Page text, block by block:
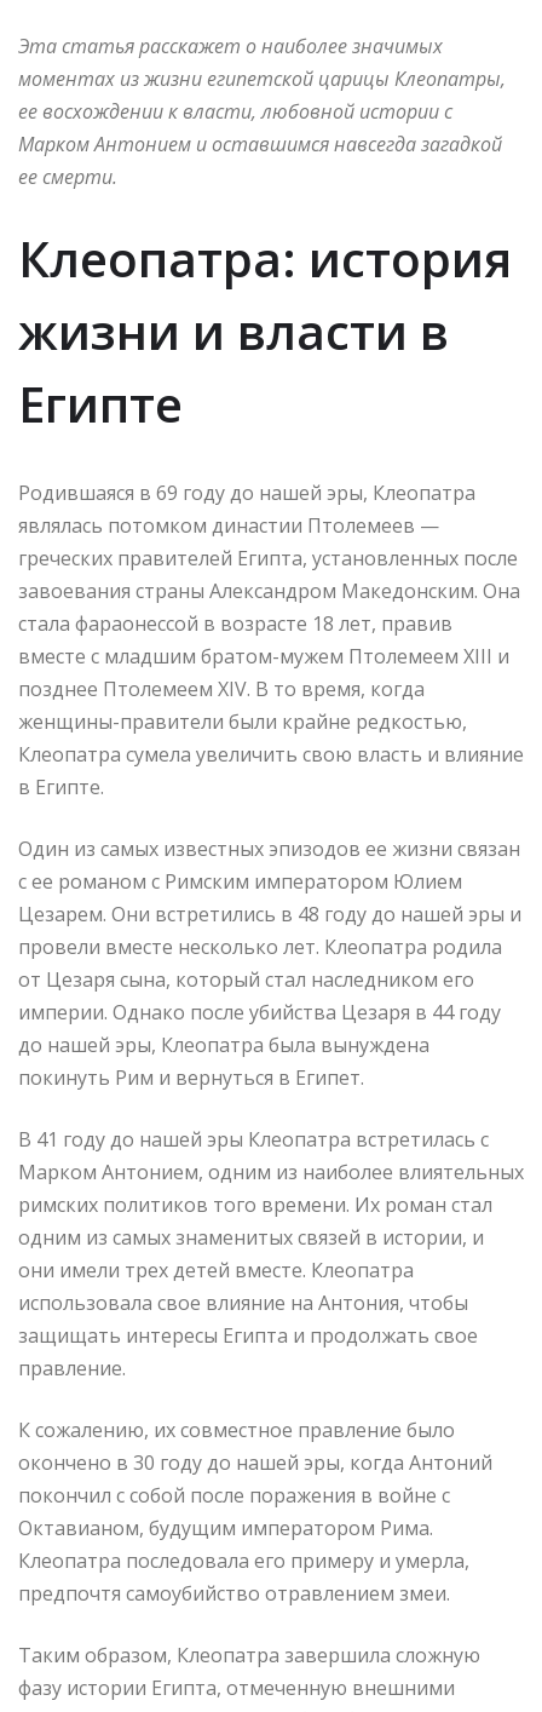
Эта статья расскажет о наиболее значимых
моментах из жизни египетской царицы Клеопатры,
ее восхождении к власти, любовной истории с
Марком Антонием и оставшимся навсегда загадкой
ее смерти.
Клеопатра: история
жизни и власти в
Египте
Родившаяся в 69 году до нашей эры, Клеопатра
являлась потомком династии Птолемеев —
греческих правителей Египта, установленных после
завоевания страны Александром Македонским. Она
стала фараонессой в возрасте 18 лет, правив
вместе с младшим братом-мужем Птолемеем XIII и
позднее Птолемеем XIV. В то время, когда
женщины-правители были крайне редкостью,
Клеопатра сумела увеличить свою власть и влияние
в Египте.
Один из самых известных эпизодов ее жизни связан
с ее романом с Римским императором Юлием
Цезарем. Они встретились в 48 году до нашей эры и
провели вместе несколько лет. Клеопатра родила
от Цезаря сына, который стал наследником его
империи. Однако после убийства Цезаря в 44 году
до нашей эры, Клеопатра была вынуждена
покинуть Рим и вернуться в Египет.
В 41 году до нашей эры Клеопатра встретилась с
Марком Антонием, одним из наиболее влиятельных
римских политиков того времени. Их роман стал
одним из самых знаменитых связей в истории, и
они имели трех детей вместе. Клеопатра
использовала свое влияние на Антония, чтобы
защищать интересы Египта и продолжать свое
правление.
К сожалению, их совместное правление было
окончено в 30 году до нашей эры, когда Антоний
покончил с собой после поражения в войне с
Октавианом, будущим императором Рима.
Клеопатра последовала его примеру и умерла,
предпочтя самоубийство отравлением змеи.
Таким образом, Клеопатра завершила сложную
фазу истории Египта, отмеченную внешними